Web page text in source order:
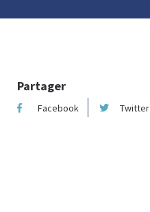
Partager
Facebook Twitter